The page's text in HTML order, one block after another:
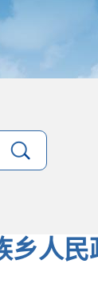
乡人